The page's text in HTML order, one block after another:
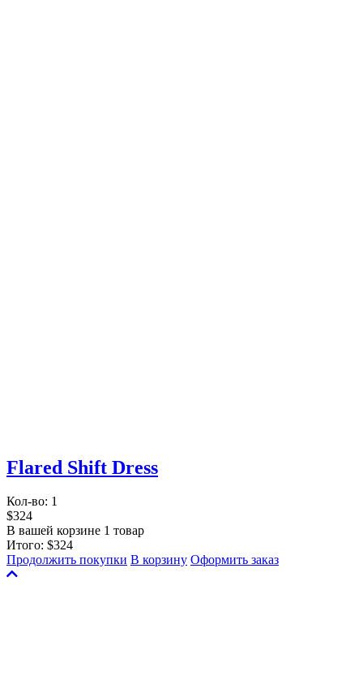
Flared Shift Dress
Кол-во: 1
$324
В вашей корзине 1 товар
Итого: $324
Продолжить покупки В корзину Оформить заказ